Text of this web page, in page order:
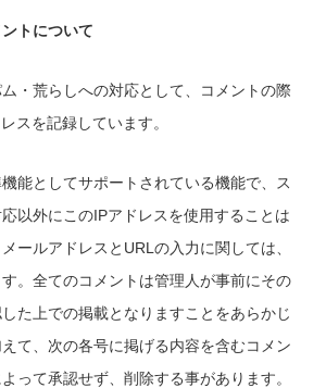
トについて
・荒らしへの対応として、コメントの際
スを記録しています。
能としてサポートされている機能で、ス
以外にこのIPアドレスを使用することは
ールアドレスとURLの入力に関しては、
。全てのコメントは管理人が事前にその
た上での掲載となりますことをあらかじ
て、次の各号に掲げる内容を含むコメン
って承認せず、削除する事があります。